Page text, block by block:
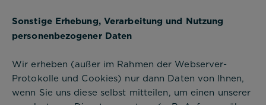
Sonstige Erhebung, Verarbeitung und Nutzung
personenbezogener Daten
Wir erheben (außer im Rahmen der Webserver-
Protokolle und Cookies) nur dann Daten von Ihnen,
wenn Sie uns diese selbst mitteilen, um einen unserer
Ablehnen
Impressum Datenschutz